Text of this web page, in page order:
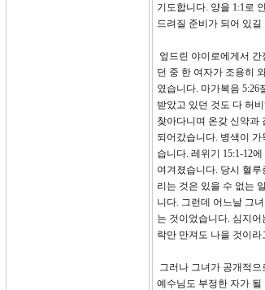
기도합니다. 양을 1:1로
드려질 준비가 되어 있길
엎드린 야이로에게서 간
던 중 한 여자가 조용히
였습니다. 마가복음
받았고 있던 것도 다 허
찾아다니며 온갖 신약과
되어갔습니다. 병색이
습니다. 레위기 15:1-12
여겨졌습니다. 당시 혈
리는 것은 있을 수 없는
니다. 그런데 어느날 그
는 것이었습니다. 심지
락만 만져도 나을 것이라
그러나 그녀가 공개적
예수님도 부정한 자가